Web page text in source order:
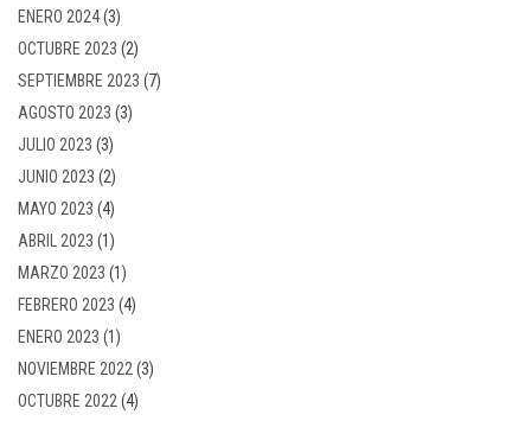
ENERO 2024(3)
OCTUBRE 2023 (2)
SEPTIEMBRE 2023 (7)
AGOSTO 2023 (3)
JULIO 2023 (3)
JUNIO 2023 (2)
MAYO 2023 (4)
ABRIL 2023 (1)
MARZO 2023 (1)
FEBRERO 2023 (4)
ENERO 2023 (1)
NOVIEMBRE 2022 (3)
OCTUBRE 2022 (4)